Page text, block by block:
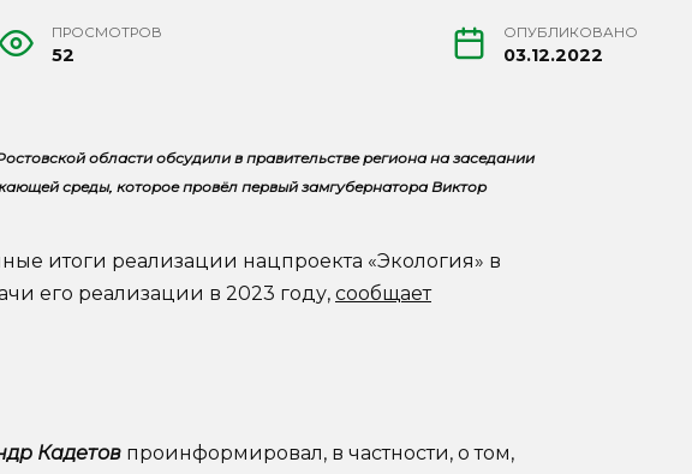
ПРОСМОТРОВ
52
ОПУБЛИКОВАНО
03.12.2022
области обсудили в правительстве региона на заседании
среды, которое провёл первый замгубернатора Виктор
итоги реализации нацпроекта «Экология» в
его реализации в 2023 году, сообщает
Кадетов проинформировал, в частности, о том,